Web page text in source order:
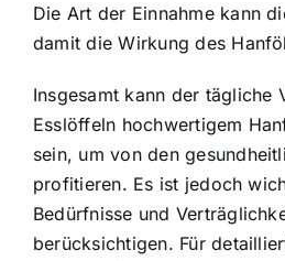
Die Art der Einnahme kann
damit die Wirkung des
Insgesamt kann der tägliche
Esslöffeln hochwertigem
sein, um von den
profitieren. Es ist jedoch
Bedürfnisse und
berücksichtigen. Für